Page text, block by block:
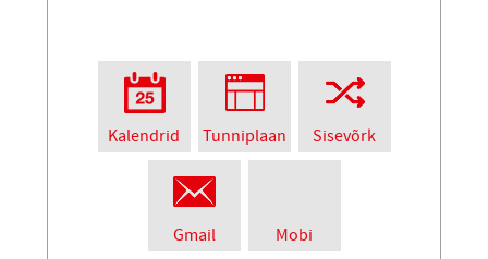
Kalendrid Tunniplaan Sisevõrk
Gmail Mobi